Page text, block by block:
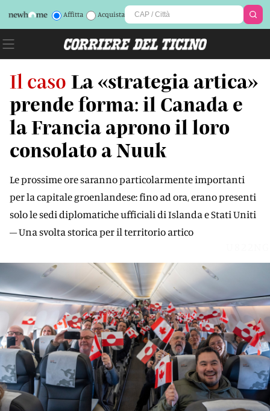
Affitta Acquista
Il caso La «strategia artica»
prende forma: il Canada e
la Francia aprono il loro
consolato a Nuuk
Le prossime ore saranno particolarmente importanti
per la capitale groenlandese: fino ad ora, erano presenti
solo le sedi diplomatiche ufficiali di Islanda e Stati Uniti
– Una svolta storica per il territorio artico